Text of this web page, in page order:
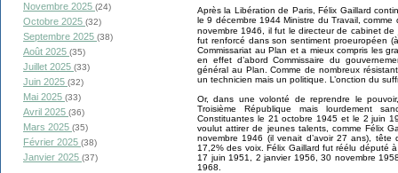
Novembre 2025 (24)
Octobre 2025 (32)
Septembre 2025 (38)
Août 2025 (35)
Juillet 2025 (33)
Juin 2025 (32)
Mai 2025 (33)
Avril 2025 (36)
Mars 2025 (35)
Février 2025 (38)
Janvier 2025 (37)
Après la Libération de Paris, Félix Gaillard
le 9 décembre 1944 Ministre du Travail,
novembre 1946, il fut le directeur de cabinet de
fut renforcé dans son sentiment proeuropéen
Commissariat au Plan et a mieux compris les
en effet d’abord Commissaire du
général au Plan. Comme de nombreux
un technicien mais un politique. L’onction du
Or, dans une volonté de reprendre le
Troisième République mais lourdement
Constituantes le 21 octobre 1945 et le 2 juin
voulut attirer de jeunes talents, comme Félix
novembre 1946 (il venait d’avoir 27 ans),
17,2% des voix. Félix Gaillard fut réélu député
17 juin 1951, 2 janvier 1956, 30 novembre
1968.